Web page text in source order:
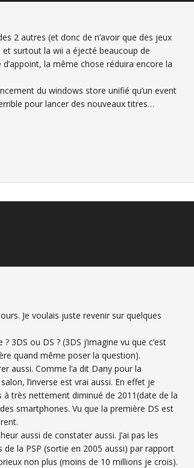
2 autres (et donc de n’avoir que des jeux
surtout la wii a éjecté beaucoup de
la même chose réduira encore la
du windows store unifié qu’un event
pour lancer des nouveaux titres…
Je voulais juste revenir sur quelques
3DS ou DS ? (3DS j’imagine vu que c’est
quand même poser la question).
aussi. Comme l’a dit Dany pour la
l’inverse est vrai aussi. En effet je
très nettement diminué de 2011(date de la
smartphones. Vu que la première DS est
aussi de constater aussi. J’ai pas les
la PSP (sortie en 2005 aussi) par rapport
non plus (moins de 10 millions je crois).